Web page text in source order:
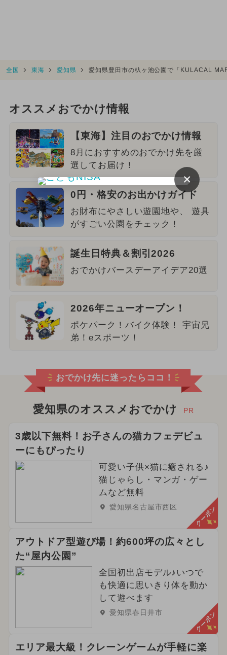
全国 東海 愛知県 愛知県豊田市の杁ヶ池公園で「KULACAL
オススメおでかけ情報
【東海】注目のおでかけ情報
8月におすすめのおでかけ先を厳
選してお届け！
0円・格安のお出かけガイド
お財布にやさしい遊園地や、 遊具
がすごい公園をチェック！
誕生日特典＆割引2026
おでかけバースデーアイデア20選
2026年ニューオープン！
ポケパーク！バイク体験！ 宇宙兄
弟！eスポーツ！
おでかけ先に迷ったらココ！
愛知県のオススメおでかけ PR
3歳以下無料！お子さんの猫カフェデビュ
ーにもぴったり
可愛い子供×猫に癒される♪
猫じゃらし・マンガ・ゲー
ムなど無料
愛知県名古屋市西区 クーポン
アウトドア型遊び場！約600坪の広々とし
た“屋内公園”
全国初出店モデル♪いつで
も快適に思いきり体を動か
して遊べます
愛知県春日井市 クーポン
エリア最大級！クレーンゲームが手軽に楽
×